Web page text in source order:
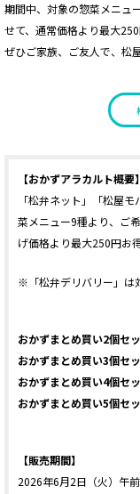
期間中、対象の惣菜メニュ
せて、通常価格より最大
ぜひご家族、ご友人で、松
【おかずアラカルト概要】
「松弁ネット」「松屋
菜メニュー9種より、ご
げ価格より最大250円お
※「松弁デリバリー」は
おかずまとめ買い2個セ
おかずまとめ買い3個セ
おかずまとめ買い4個セ
おかずまとめ買い5個セ
【販売期間】
2026年6月2日（火）午